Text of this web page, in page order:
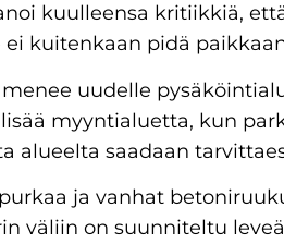
kuulleensa kritiikkiä,
kuitenkaan pidä
uudelle
myyntialuetta, kun
alueelta saadaan
ja vanhat
väliin on suunniteltu